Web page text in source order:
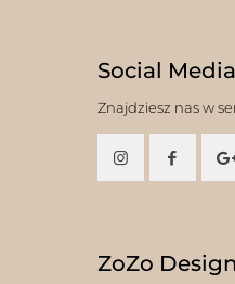
Social Media
Znajdziesz nas w
ZoZo Design